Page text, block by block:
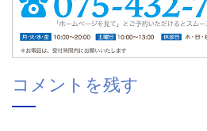
コメントを残す